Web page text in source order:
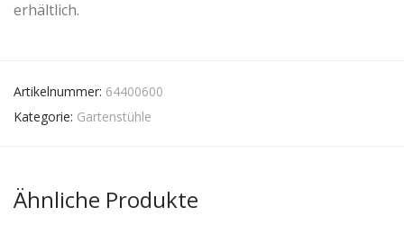
erhältlich.
Artikelnummer: 64400600
Kategorie: Gartenstühle
Ähnliche Produkte